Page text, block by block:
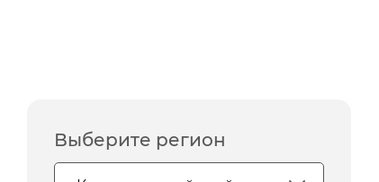
Выберите регион